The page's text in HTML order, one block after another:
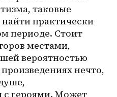
таковые
практически
периоде. Стоит
местами,
вероятностью
произведениях нечто,
с героями. Может